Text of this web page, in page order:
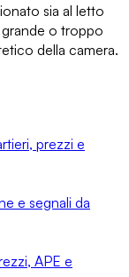
sia al letto
o troppo
della camera.
prezzi e
e segnali da
APE e